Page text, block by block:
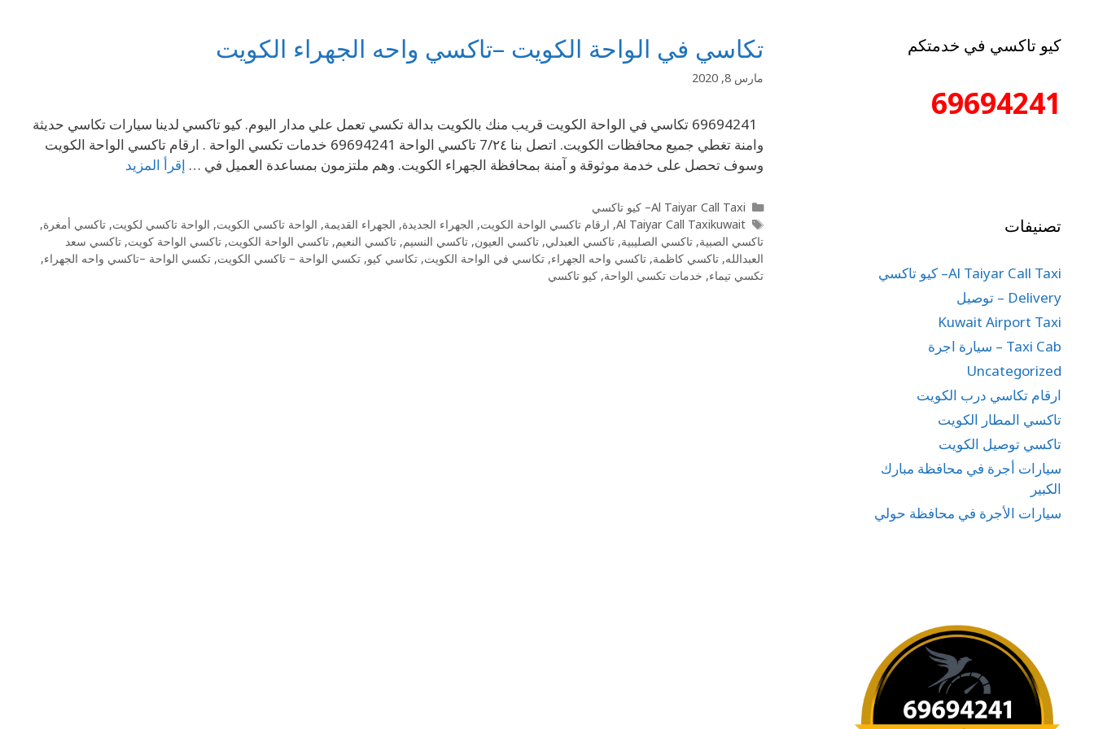
تكاسي في الواحة الكويت –تاكسي واحه الجهراء الكويت
مارس 8, 2020
69694241 تكاسي في الواحة الكويت قريب منك بالكويت بدالة تكسي تعمل علي مدار اليوم. كيو تاكسي لدينا سيارات تكاسي حديثة
وامنة تغطي جميع محافظات الكويت. اتصل بنا 7/٢٤ تاكسي الواحة 69694241 خدمات تكسي الواحة . ارقام تاكسي الواحة الكويت
وسوف تحصل على خدمة موثوقة و آمنة بمحافظة الجهراء الكويت. وهم ملتزمون بمساعدة العميل في … إقرأ المزيد
Al Taiyar Call Taxi– كيو تاكسي
Al Taiyar Call Taxikuwait
, ارقام تاكسي الواحة الكويت, الجهراء الجديدة, الجهراء القديمة, الواحة تاكسي الكويت, الواحة تاكسي لكويت, تاكسي أمغرة,
تاكسي الصبية, تاكسي الصليبية, تاكسي العبدلي, تاكسي العيون, تاكسي النسيم, تاكسي النعيم, تاكسي الواحة الكويت, تاكسي الواحة كويت, تاكسي سعد
العبدالله, تاكسي كاظمة, تاكسي واحه الجهراء, تكاسي في الواحة الكويت, تكاسي كيو, تكسي الواحة – تاكسي الكويت, تكسي الواحة –تاكسي واحه الجهراء,
تكسي تيماء, خدمات تكسي الواحة, كيو تاكسي
كيو تاكسي في خدمتكم
69694241
تصنيفات
Al Taiyar Call Taxi– كيو تاكسي
Delivery – توصيل
Kuwait Airport Taxi
Taxi Cab – سيارة اجرة
Uncategorized
ارقام تكاسي درب الكويت
تاكسي المطار الكويت
تاكسي توصيل الكويت
سيارات أجرة في محافظة مبارك
الكبير
سيارات الأجرة في محافظة حولي